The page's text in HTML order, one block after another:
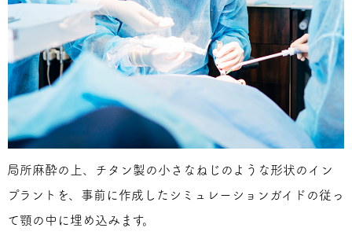
局所麻酔の上、チタン製の小さなねじのような形状のイン
プラントを、事前に作成したシミュレーションガイドの従っ
て顎の中に埋め込みます。